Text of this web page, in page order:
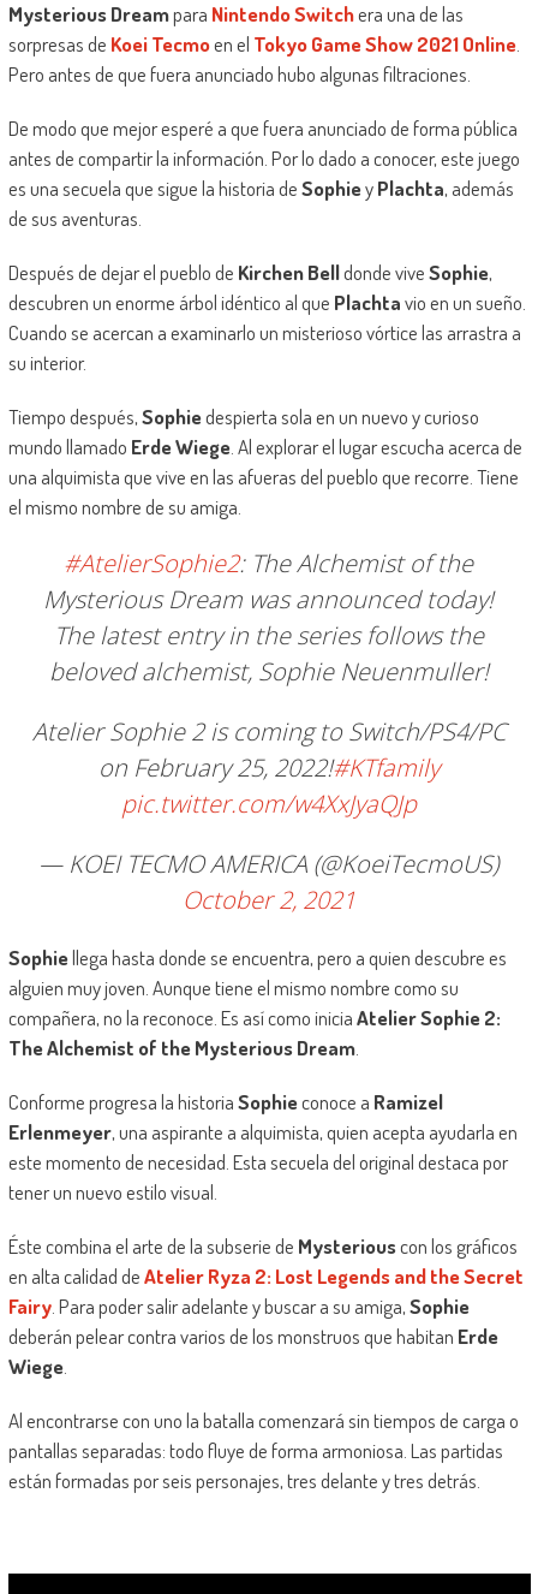
Mysterious Dreampara Nintendo Switchera una de las
sorpresas de Koei Tecmoen el Tokyo Game Show 2021 Online.
Pero antes de que fuera anunciado hubo algunas filtraciones.
De modo que mejor esperé a que fuera anunciado de forma pública
antes de compartir la información. Por lo dado a conocer, este juego
es una secuela que sigue la historia deSophieyPlachta, además
de sus aventuras.
Después de dejar el pueblo de Kirchen Belldonde viveSophie,
descubren un enorme árbol idéntico al que Plachtavio en un sueño.
Cuando se acercan a examinarlo un misterioso vórtice las arrastra a
su interior.
Tiempo después,Sophiedespierta sola en un nuevo y curioso
mundo llamado Erde Wiege. Al explorar el lugar escucha acerca de
una alquimista que vive en las afueras del pueblo que recorre. Tiene
el mismo nombre de su amiga.
#AtelierSophie2: The Alchemist of the
Mysterious Dream was announced today!
The latest entry in the series follows the
beloved alchemist, Sophie Neuenmuller!
Atelier Sophie 2 is coming to Switch/PS4/PC
on February 25, 2022!#KTfamily
pic.twitter.com/w4XxJyaQJp
— KOEI TECMO AMERICA (@KoeiTecmoUS)
October 2, 2021
Sophiellega hasta donde se encuentra, pero a quien descubre es
alguien muy joven. Aunque tiene el mismo nombre como su
compañera, no la reconoce. Es así como iniciaAtelier Sophie 2:
The Alchemist of the Mysterious Dream.
Conforme progresa la historiaSophieconoce a Ramizel
Erlenmeyer, una aspirante a alquimista, quien acepta ayudarla en
este momento de necesidad. Esta secuela del original destaca por
tener un nuevo estilo visual.
Éste combina el arte de la subserie de Mysteriouscon los gráficos
en alta calidad deAtelier Ryza 2: Lost Legends and the Secret
Fairy. Para poder salir adelante y buscar a su amiga,Sophie
deberán pelear contra varios de los monstruos que habitan Erde
Wiege.
Al encontrarse con uno la batalla comenzará sin tiempos de carga o
pantallas separadas: todo fluye de forma armoniosa. Las partidas
están formadas por seis personajes, tres delante y tres detrás.